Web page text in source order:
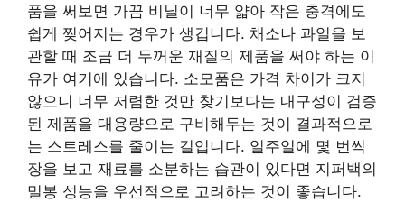
품을 써보면 가끔 비닐이 너무 얇아 작은 충격에도
쉽게 찢어지는 경우가 생깁니다. 채소나 과일을 보
관할 때 조금 더 두꺼운 재질의 제품을 써야 하는 이
유가 여기에 있습니다. 소모품은 가격 차이가 크지
않으니 너무 저렴한 것만 찾기보다는 내구성이 검증
된 제품을 대용량으로 구비해두는 것이 결과적으로
는 스트레스를 줄이는 길입니다. 일주일에 몇 번씩
장을 보고 재료를 소분하는 습관이 있다면 지퍼백의
밀봉 성능을 우선적으로 고려하는 것이 좋습니다.